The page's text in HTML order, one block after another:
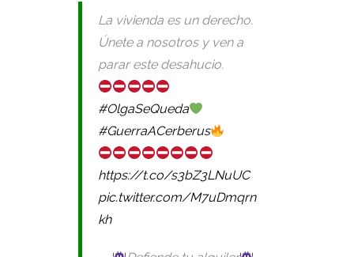
La vivienda es un derecho.
Únete a nosotros y ven a
parar este desahucio.
#OlgaSeQueda
#GuerraACerberus
https://t.co/s3bZ3LNuUC
pic.twitter.com/M7uDmqrn
kh